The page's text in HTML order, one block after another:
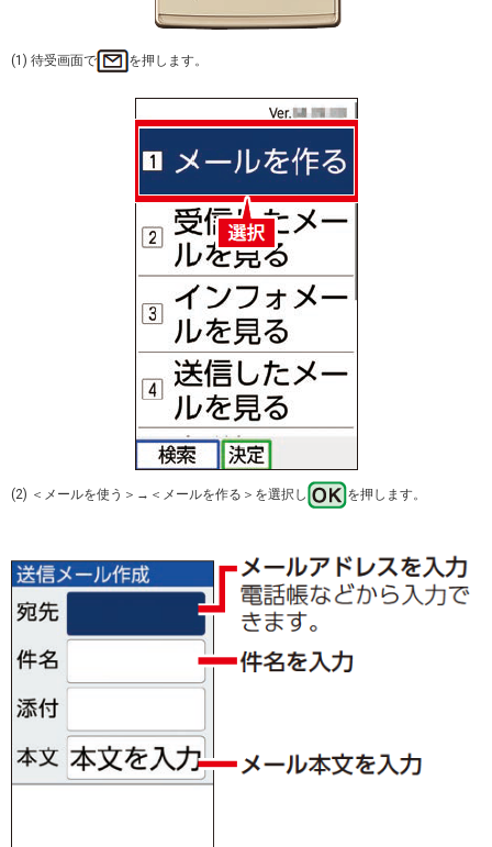
(1) 待受画面で を押します。
(2) ＜メールを使う＞→＜メールを作る＞を選択し を押します。